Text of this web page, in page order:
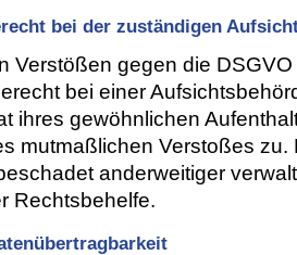
bei der zuständigen
Verstößen gegen die
bei einer
ihres gewöhnlichen
mutmaßlichen Verstoßes
anderweitiger
Rechtsbehelfe.